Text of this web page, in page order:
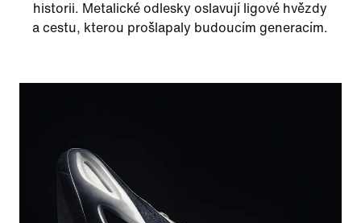
historii. Metalické odlesky oslavují ligové hvězdy
a cestu, kterou prošlapaly budoucím generacím.